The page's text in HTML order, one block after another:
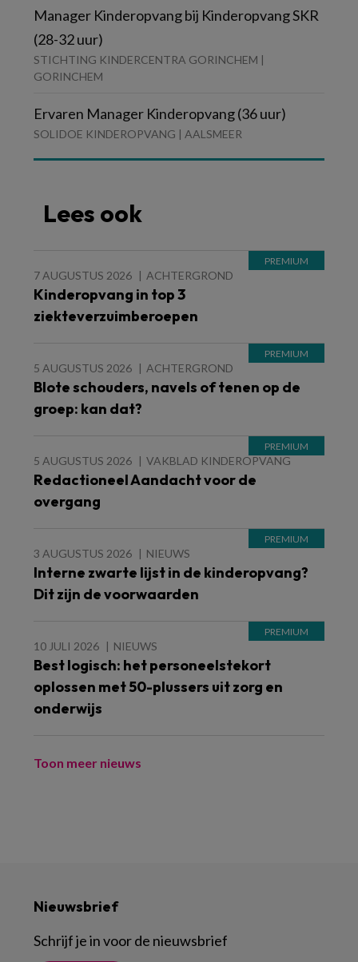
Manager Kinderopvang bij Kinderopvang SKR
(28-32 uur)
STICHTING KINDERCENTRA GORINCHEM |
GORINCHEM
Ervaren Manager Kinderopvang (36 uur)
SOLIDOE KINDEROPVANG | AALSMEER
Lees ook
7 AUGUSTUS 2026 ACHTERGROND
Kinderopvang in top 3
ziekteverzuimberoepen
5 AUGUSTUS 2026 ACHTERGROND
Blote schouders, navels of tenen op de
groep: kan dat?
5 AUGUSTUS 2026 VAKBLAD KINDEROPVANG
Redactioneel Aandacht voor de
overgang
3 AUGUSTUS 2026 NIEUWS
Interne zwarte lijst in de kinderopvang?
Dit zijn de voorwaarden
10 JULI 2026 NIEUWS
Best logisch: het personeelstekort
oplossen met 50-plussers uit zorg en
onderwijs
Toon meer nieuws
Nieuwsbrief
Schrijf je in voor de nieuwsbrief